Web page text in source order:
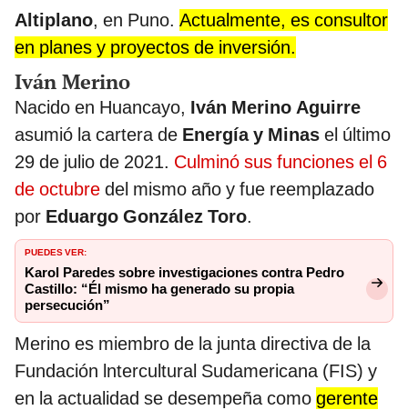
Altiplano, en Puno. Actualmente, es consultor
en planes y proyectos de inversión.
Iván Merino
Nacido en Huancayo, Iván Merino Aguirre
asumió la cartera de Energía y Minas el último
29 de julio de 2021. Culminó sus funciones el 6
de octubre del mismo año y fue reemplazado
por Eduargo González Toro.
PUEDES VER:
Karol Paredes sobre investigaciones contra Pedro
Castillo: “Él mismo ha generado su propia
persecución”
Merino es miembro de la junta directiva de la
Fundación lntercultural Sudamericana (FIS) y
en la actualidad se desempeña como gerente